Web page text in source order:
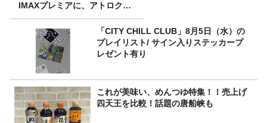
IMAXプレミアに、アトロクリ
スナー60名をご招待！
「CITY CHILL CLUB」8月5日（水）の
プレイリスト/ サイン入りステッカープ
レゼント有り
これが美味い、めんつゆ特集！！売上げ
四天王を比較！話題の唐船峡も